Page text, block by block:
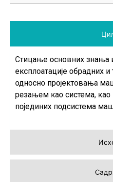
Стицање основних знања
експлоатације обрадних
односно пројектовања
резањем као система, као
појединих подсистема